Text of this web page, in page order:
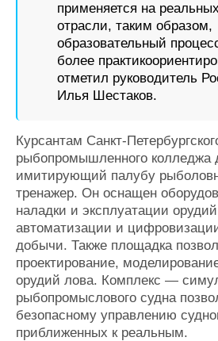
применяется на
отрасли, таким образом,
образовательный
более
отметил руководитель
Илья Шестаков.
Курсантам Санкт-
рыбопромышленного колледжа
имитирующий палубу
тренажер. Он оснащен
наладки и эксплуатации
автоматизации и
добычи. Также площадка
проектирование,
орудий лова. Комплекс —
рыбопромыслового судна
безопасному управлению
приближенных к реальным.